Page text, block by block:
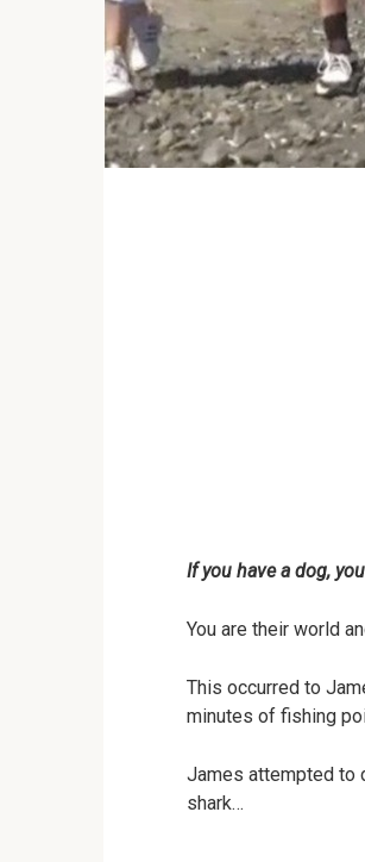
If you have a dog,
You are their world
This occurred to
minutes of fishing
James attempted to
shark…